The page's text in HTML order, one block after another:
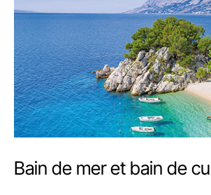
Bain de mer et bain de